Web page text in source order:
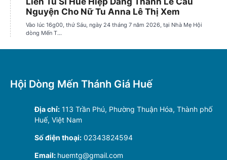
Hội Dòng Mến Thánh Giá Huế
Địa chỉ: 113 Trần Phú, Phường Thuận Hóa, Thành phố
Huế, Việt Nam
Số điện thoại: 02343824594
Email: huemtg@gmail.com